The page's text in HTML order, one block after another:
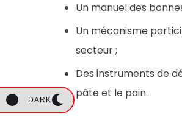
DARK
Un manuel des
Un mécanisme
secteur ;
Des instruments de
pâte et le pain.